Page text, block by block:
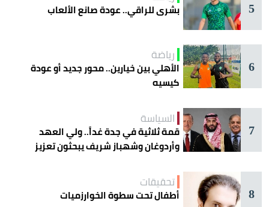
5 بشرى للراقي.. عودة صانع الألعاب
6
رياضة
الأهلي بين خيارين.. محور جديد أو عودة
كيسيه
7
السياسة
قمة ثلاثية في جدة غداً.. ولي العهد
وأردوغان وشهباز شريف يبحثون تعزيز
8
تحقيقات
أطفال تحت سطوة الخوارزميات